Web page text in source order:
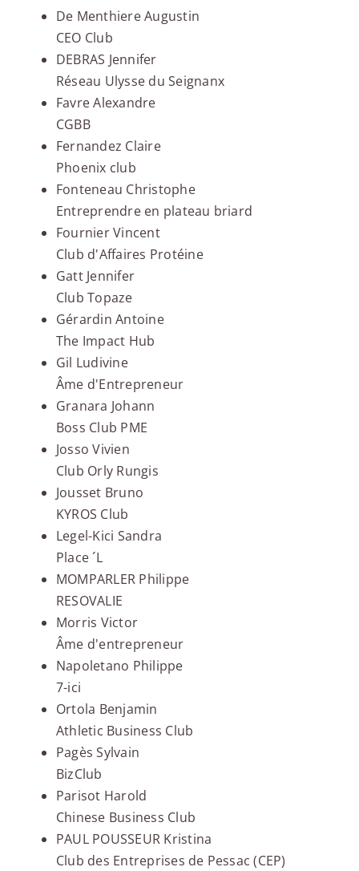
De Menthiere Augustin
CEO Club
DEBRAS Jennifer
Réseau Ulysse du Seignanx
Favre Alexandre
CGBB
Fernandez Claire
Phoenix club
Fonteneau Christophe
Entreprendre en plateau briard
Fournier Vincent
Club d'Affaires Protéine
Gatt Jennifer
Club Topaze
Gérardin Antoine
The Impact Hub
Gil Ludivine
Âme d'Entrepreneur
Granara Johann
Boss Club PME
Josso Vivien
Club Orly Rungis
Jousset Bruno
KYROS Club
Legel-Kici Sandra
Place ´L
MOMPARLER Philippe
RESOVALIE
Morris Victor
Âme d'entrepreneur
Napoletano Philippe
7-ici
Ortola Benjamin
Athletic Business Club
Pagès Sylvain
BizClub
Parisot Harold
Chinese Business Club
PAUL POUSSEUR Kristina
Club des Entreprises de Pessac (CEP)